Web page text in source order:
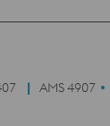
AMS 4907